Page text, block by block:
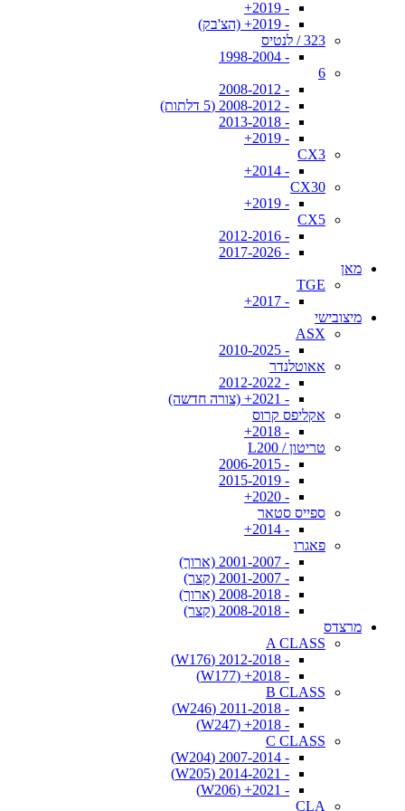
- 2019+
- 2019+ (הצ'בק)
323 / לנטיס
- 1998-2004
6
- 2008-2012
- 2008-2012 (5 דלתות)
- 2013-2018
- 2019+
CX3
- 2014+
CX30
- 2019+
CX5
- 2012-2016
- 2017-2026
מאן
TGE
- 2017+
מיצובישי
ASX
- 2010-2025
אאוטלנדר
- 2012-2022
- 2021+ (צורה חדשה)
אקליפס קרוס
- 2018+
טריטון / L200
- 2006-2015
- 2015-2019
- 2020+
ספייס סטאר
- 2014+
פאגרו
- 2001-2007 (ארוך)
- 2001-2007 (קצר)
- 2008-2018 (ארוך)
- 2008-2018 (קצר)
מרצדס
A CLASS
- 2012-2018 (W176)
- 2018+ (W177)
B CLASS
- 2011-2018 (W246)
- 2018+ (W247)
C CLASS
- 2007-2014 (W204)
- 2014-2021 (W205)
- 2021+ (W206)
CLA